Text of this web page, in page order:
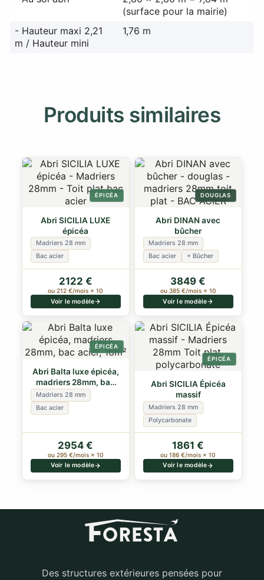
(surface pour la mairie)
- Hauteur maxi 2,21
m / Hauteur mini
1,76 m
Produits similaires
ÉPICÉA
Abri SICILIA LUXE
épicéa
Madriers 28 mm
Bac acier
2122 €
ou 212 €/mois × 10
Voir le modèle
DOUGLAS
Abri DINAN avec
bûcher
Madriers 28 mm
Bac acier
+ Bûcher
3849 €
ou 385 €/mois × 10
Voir le modèle
ÉPICÉA
Abri Balta luxe épicéa,
madriers 28mm, bac
acier, 16m²
Madriers 28 mm
Bac acier
2954 €
ou 295 €/mois × 10
Voir le modèle
ÉPICÉA
Abri SICILIA Épicéa
massif
Madriers 28 mm
Polycarbonate
1861 €
ou 186 €/mois × 10
Voir le modèle
Des structures extérieures pensées pour